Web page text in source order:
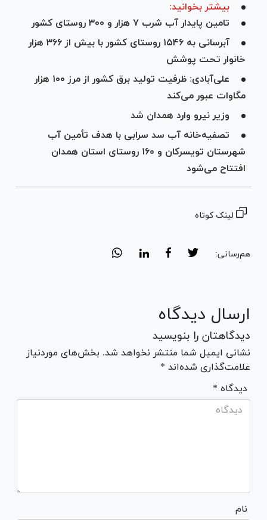
بیشتر بخوانید:
تامین پایدار آب شرب ۷ هزار و ۳۰۰ روستای کشور
آبرسانی به ۱۵۴۶ روستای کشور با بیش از ۳۶۶ هزار
خانوار تحت پوشش
علی‌آبادی: ظرفیت تولید برق کشور از مرز ۱۰۰ هزار
مگاوات عبور می‌کند
وزیر نیرو وارد همدان شد
تصفیه‌خانه آب سد سرابی با هدف تأمین آب
شهرستان تویسرکان و ۱۶۰ روستای استان همدان
افتتاح می‌شود
لینک کوتاه
هم‌رسانی:
ارسال دیدگاه
دیدگاهتان را بنویسید
نشانی ایمیل شما منتشر نخواهد شد. بخش‌های موردنیاز
علامت‌گذاری شده‌اند *
* دیدگاه
نام